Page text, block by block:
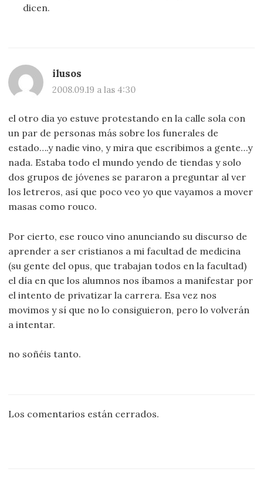
dicen.
ilusos
2008.09.19 a las 4:30
el otro dia yo estuve protestando en la calle sola con
un par de personas más sobre los funerales de
estado….y nadie vino, y mira que escribimos a gente…y
nada. Estaba todo el mundo yendo de tiendas y solo
dos grupos de jóvenes se pararon a preguntar al ver
los letreros, así que poco veo yo que vayamos a mover
masas como rouco.
Por cierto, ese rouco vino anunciando su discurso de
aprender a ser cristianos a mi facultad de medicina
(su gente del opus, que trabajan todos en la facultad)
el día en que los alumnos nos íbamos a manifestar por
el intento de privatizar la carrera. Esa vez nos
movimos y sí que no lo consiguieron, pero lo volverán
a intentar.
no soñéis tanto.
Los comentarios están cerrados.